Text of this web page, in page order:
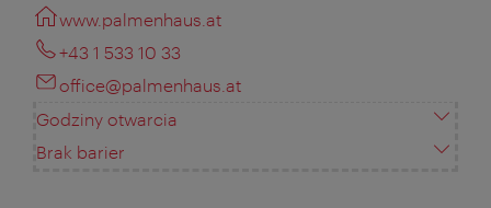
www.palmenhaus.at
+43 1 533 10 33
office@palmenhaus.at
Godziny otwarcia
Brak barier